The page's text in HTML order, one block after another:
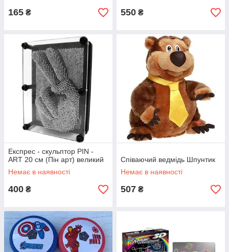
165 ₴ 550 ₴
Експрес - скульптор PIN -
ART 20 см (Пін арт) великий
Немає в наявності
400 ₴
Співаючий ведмідь Шпунтик
Немає в наявності
507 ₴